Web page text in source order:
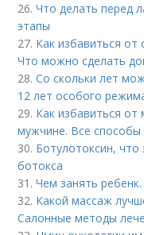
26.Что делать перед
этапы
27. Как избавиться
Что можно сделать
28.Со скольки лет
12 лет особого
29. Как избавиться от
мужчине. Все способы
30. Ботулотоксин,
ботокса
31.Чем занять
32. Какой массаж
Салонные методы